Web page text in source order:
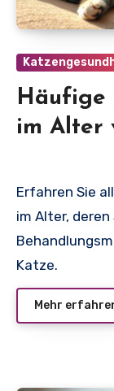
Häufige
im Alter
Erfahren Sie alles über häufige Katzenkrankheiten
im Alter,
Katze.
Mehr